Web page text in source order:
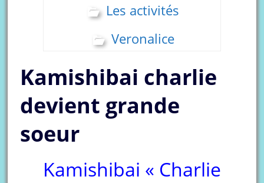
Les activités
Veronalice
Kamishibai charlie
devient grande
soeur
Kamishibai « Charlie